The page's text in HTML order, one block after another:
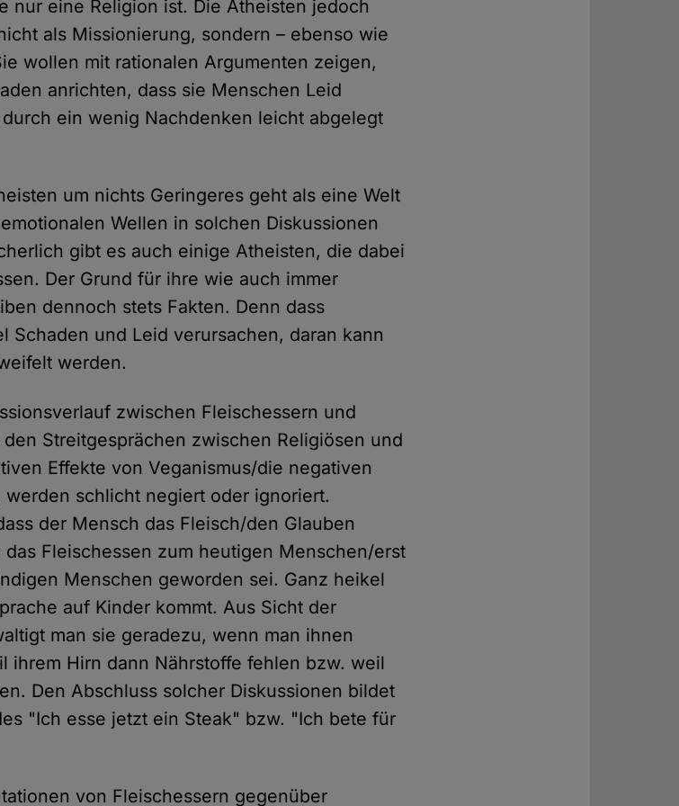
nur eine Religion ist. Die Atheisten jedoch
als Missionierung, sondern – ebenso wie
wollen mit rationalen Argumenten zeigen,
anrichten, dass sie Menschen Leid
ein wenig Nachdenken leicht abgelegt
um nichts Geringeres geht als eine Welt
Wellen in solchen Diskussionen
gibt es auch einige Atheisten, die dabei
Der Grund für ihre wie auch immer
dennoch stets Fakten. Denn dass
Schaden und Leid verursachen, daran kann
werden.
zwischen Fleischessern und
Streitgesprächen zwischen Religiösen und
Effekte von Veganismus/die negativen
schlicht negiert oder ignoriert.
der Mensch das Fleisch/den Glauben
Fleischessen zum heutigen Menschen/erst
Menschen geworden sei. Ganz heikel
auf Kinder kommt. Aus Sicht der
man sie geradezu, wenn man ihnen
ihrem Hirn dann Nährstoffe fehlen bzw. weil
Den Abschluss solcher Diskussionen bildet
"Ich esse jetzt ein Steak" bzw. "Ich bete für
von Fleischessern gegenüber